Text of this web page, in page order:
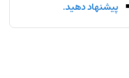
پیشنهاد دهید.